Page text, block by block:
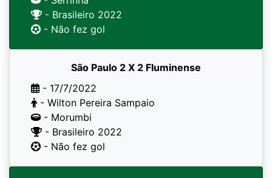
- Brasileiro 2022
- Não fez gol
São Paulo 2 X 2 Fluminense
- 17/7/2022
- Wilton Pereira Sampaio
- Morumbi
- Brasileiro 2022
- Não fez gol